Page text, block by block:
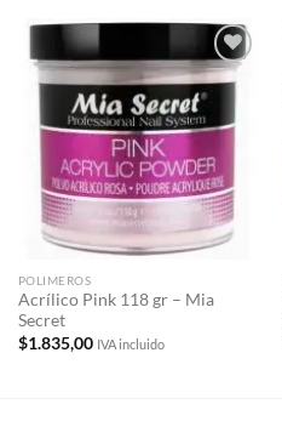
Añadir
deseos
POLIMEROS
Acrílico Pink 118 gr – Mia
Secret
$1.835,00 IVA incluido